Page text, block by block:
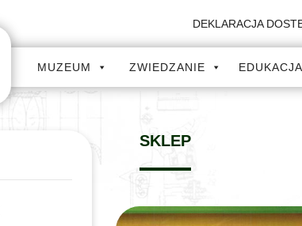
DEKLARACJA
MUZEUM ZWIEDZANIE EDUKACJA
SKLEP